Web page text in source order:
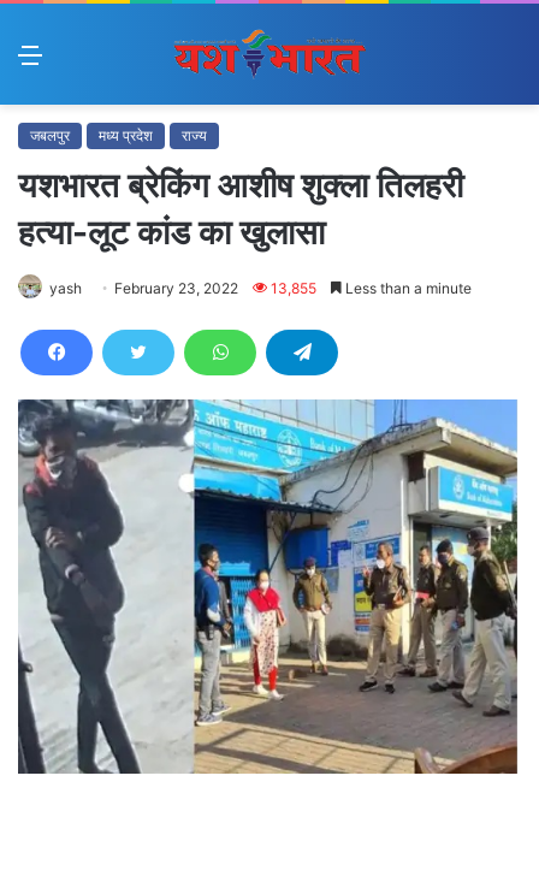
Menu
जबलपुर मध्य प्रदेश राज्य
यशभारत ब्रेकिंग आशीष शुक्ला तिलहरी
हत्या-लूट कांड का खुलासा
yash February 23, 2022 13,855 Less than a minute